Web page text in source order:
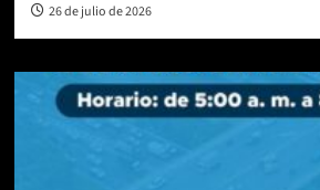
26 de julio de 2026